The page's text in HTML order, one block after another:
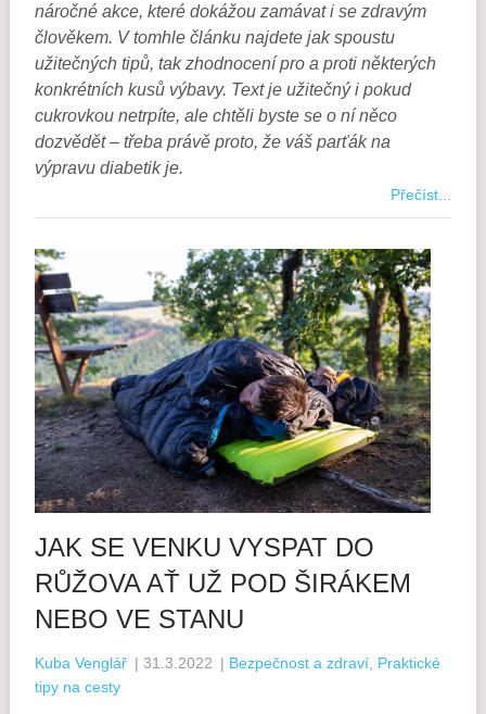
náročné akce, které dokážou zamávat i se zdravým
člověkem. V tomhle článku najdete jak spoustu
užitečných tipů, tak zhodnocení pro a proti některých
konkrétních kusů výbavy. Text je užitečný i pokud
cukrovkou netrpíte, ale chtěli byste se o ní něco
dozvědět – třeba právě proto, že váš parťák na
výpravu diabetik je.
Přečíst...
JAK SE VENKU VYSPAT DO
RŮŽOVA AŤ UŽ POD ŠIRÁKEM
NEBO VE STANU
Kuba Venglář | 31.3.2022 | Bezpečnost a zdraví Praktické
tipy na cesty